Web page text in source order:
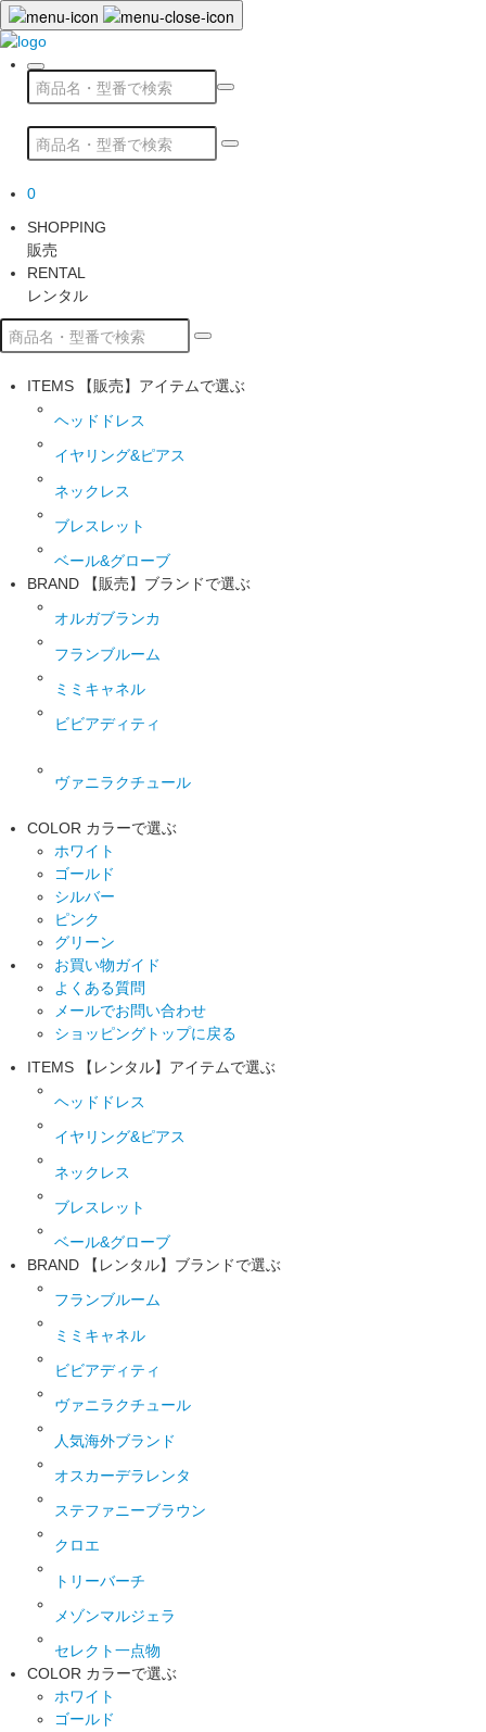
0
SHOPPING
販売
RENTAL
レンタル
ITEMS 【販売】アイテムで選ぶ
ヘッドドレス
イヤリング&ピアス
ネックレス
ブレスレット
ベール&グローブ
BRAND
【販売】ブランドで選ぶ
オルガブランカ
フランブルーム
ミミキャネル
ビビアディティ
ヴァニラクチュール
COLOR カラーで選ぶ
ホワイト
ゴールド
シルバー
ピンク
グリーン
お買い物ガイド
よくある質問
メールでお問い合わせ
ショッピングトップに戻る
ITEMS
【レンタル】アイテムで選ぶ
ヘッドドレス
イヤリング&ピアス
ネックレス
ブレスレット
ベール&グローブ
BRAND
【レンタル】ブランドで選ぶ
フランブルーム
ミミキャネル
ビビアディティ
ヴァニラクチュール
人気海外ブランド
オスカーデラレンタ
ステファニーブラウン
クロエ
トリーバーチ
メゾンマルジェラ
セレクト一点物
COLOR カラーで選ぶ
ホワイト
ゴールド